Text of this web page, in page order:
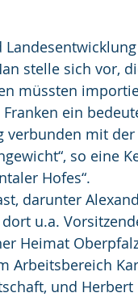
stelle sich vor,
müssten
ein
verbunden mit
so eine
Hofes“.
darunter
u.a.
Heimat
Arbeitsbereich
und